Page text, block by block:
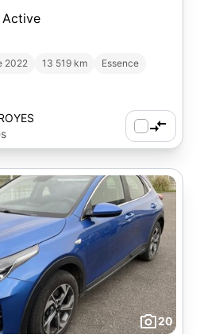
Active
2022 13 519 km
Essence
20